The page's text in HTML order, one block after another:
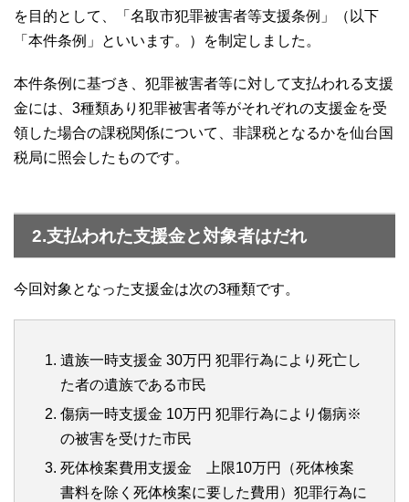
を目的として、「名取市犯罪被害者等支援条例」（以下
「本件条例」といいます。）を制定しました。
本件条例に基づき、犯罪被害者等に対して支払われる支援
金には、3種類あり犯罪被害者等がそれぞれの支援金を受
領した場合の課税関係について、非課税となるかを仙台国
税局に照会したものです。
2.支払われた支援金と対象者はだれ
今回対象となった支援金は次の3種類です。
遺族一時支援金 30万円 犯罪行為により死亡し
た者の遺族である市民
傷病一時支援金 10万円 犯罪行為により傷病※
の被害を受けた市民
死体検案費用支援金 上限10万円（死体検案
書料を除く死体検案に要した費用）犯罪行為に